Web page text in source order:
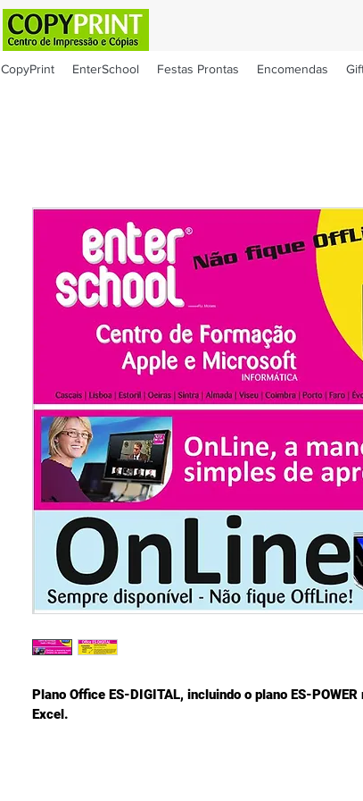
CopyPrint EnterSchool Festas Prontas Encomendas
Plano Office ES-DIGITAL, incluindo o plano ES-
Excel.